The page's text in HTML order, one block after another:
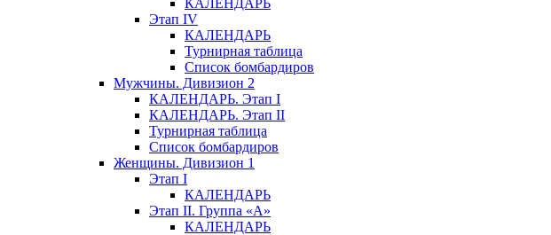
КАЛЕНДАРЬ
Этап IV
КАЛЕНДАРЬ
Турнирная таблица
Список бомбардиров
Мужчины. Дивизион 2
КАЛЕНДАРЬ. Этап I
КАЛЕНДАРЬ. Этап II
Турнирная таблица
Список бомбардиров
Женщины. Дивизион 1
Этап I
КАЛЕНДАРЬ
Этап II. Группа «А»
КАЛЕНДАРЬ